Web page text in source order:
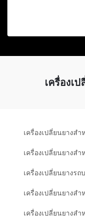
เครื่องเ
เครื่องเปลี่ยนยางสำ
เครื่องเปลี่ยนยางส
เครื่องเปลี่ยนยางรถ
เครื่องเปลี่ยนยางส
เครื่องเปลี่ยนยางสำ